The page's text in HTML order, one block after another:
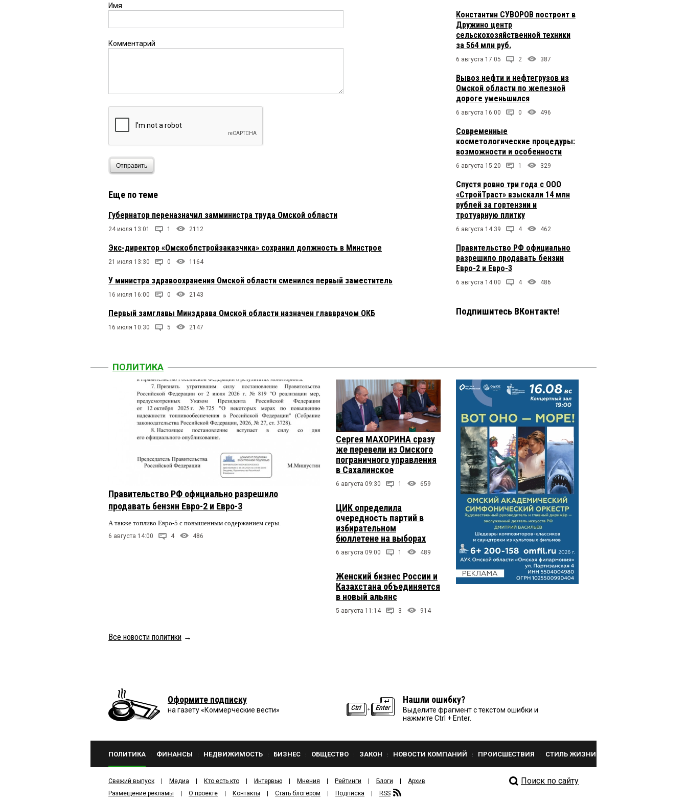
имя имя 4 декабря 2024 в 15:41:
Ирина 4 декабря 2024 в 14:05:
Имя
Комментарий
Отправить
Еще по теме
Губернатор переназначил замминистра труда Омской области
24 июля 13:01 1 2112
Экс-директор «Омскоблстройзаказчика» сохранил должность в Минстрое
21 июля 13:30 0 1164
У министра здравоохранения Омской области сменился первый заместитель
16 июля 16:00 0 2143
Первый замглавы Минздрава Омской области назначен главврачом ОКБ
16 июля 10:30 5 2147
Константин СУВОРОВ построит в
Дружино центр
сельскохозяйственной техники
за 564 млн руб.
6 августа 17:05 2 387
Вывоз нефти и нефтегрузов из
Омской области по железной
дороге уменьшился
6 августа 16:00 0 496
Современные
косметологические процедуры:
возможности и особенности
6 августа 15:20 1 329
Спустя ровно три года с ООО
«СтройТраст» взыскали 14 млн
рублей за гортензии и
тротуарную плитку
6 августа 14:39 4 462
Правительство РФ официально
разрешило продавать бензин
Евро-2 и Евро-3
6 августа 14:00 4 486
Подпишитесь ВКонтакте!
ПОЛИТИКА
Правительство РФ официально разрешило
продавать бензин Евро-2 и Евро-3
А также топливо Евро-5 с повышенным содержанием серы.
6 августа 14:00 4 486
Сергея МАХОРИНА сразу
же перевели из Омского
пограничного управления
в Сахалинское
6 августа 09:30 1 659
ЦИК определила
очередность партий в
избирательном
бюллетене на выборах
6 августа 09:00 1 489
Женский бизнес России и
Казахстана объединяется
в новый альянс
5 августа 11:14 3 914
Все новости политики →
Оформите подписку
на газету «Коммерческие вести»
Нашли ошибку?
Выделите фрагмент с текстом ошибки и
нажмите Ctrl + Enter.
ПОЛИТИКА ФИНАНСЫ НЕДВИЖИМОСТЬ БИЗНЕС ОБЩЕСТВО ЗАКОН НОВОСТИ КОМПАНИЙ ПРОИСШЕСТВИЯ СТИЛЬ ЖИЗНИ
Свежий выпуск Медиа Кто есть кто Интервью Мнения Рейтинги Блоги
Архив
Размещение рекламы
О проекте Контакты Стать блогером Подписка RSS
Поиск по сайту